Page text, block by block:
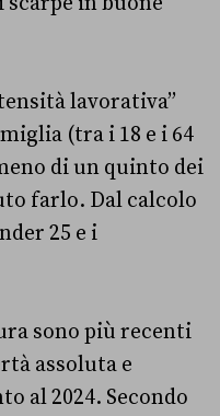
lavorativa”
(tra i 18 e i 64
di un quinto dei
farlo. Dal calcolo
25 e i
sono più recenti
assoluta e
al 2024. Secondo